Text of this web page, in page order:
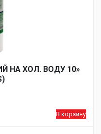
НА ХОЛ. ВОДУ 10»
В корзину